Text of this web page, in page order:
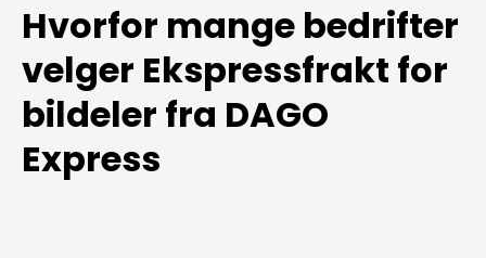
Hvorfor mange bedrifter
velger Ekspressfrakt for
bildeler fra DAGO
Express